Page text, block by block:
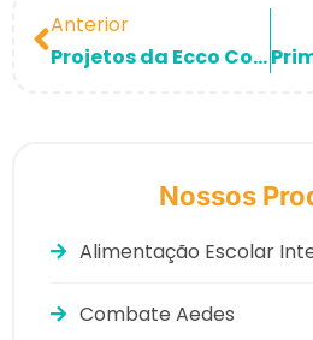
Anterior
Projetos da Ecco Comunidades distribuíram mais de 3,2 toneladas de alimentos
Nossos
Alimentação Escolar
Combate Aedes